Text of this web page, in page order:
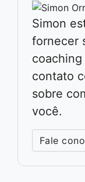
Simon
fornecer
contato
sobre
você.
Fale